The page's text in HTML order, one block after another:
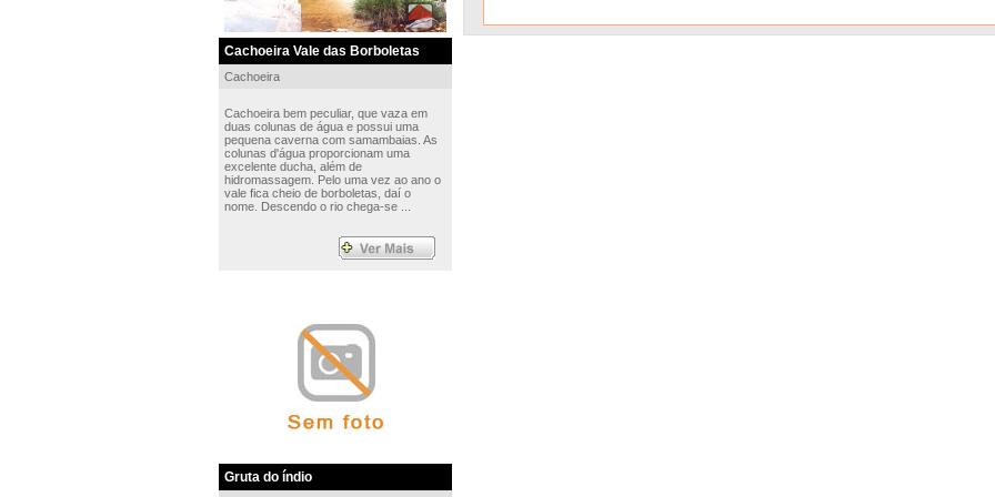
Cachoeira Vale das Borboletas
Cachoeira
Cachoeira bem peculiar, que vaza em
duas colunas de água e possui uma
pequena caverna com samambaias. As
colunas d'água proporcionam uma
excelente ducha, além de
hidromassagem. Pelo uma vez ao ano o
vale fica cheio de borboletas, daí o
nome. Descendo o rio chega-se ...
Gruta do índio